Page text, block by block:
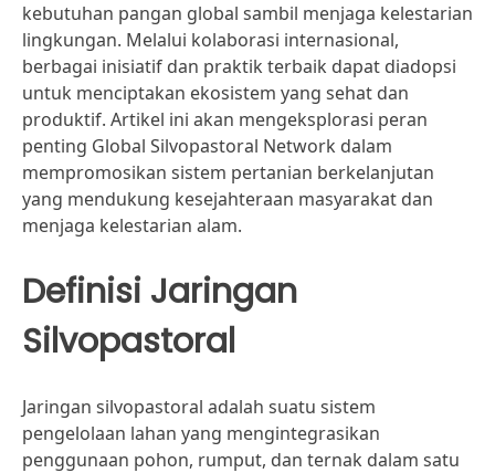
kebutuhan pangan global sambil menjaga kelestarian
lingkungan. Melalui kolaborasi internasional,
berbagai inisiatif dan praktik terbaik dapat diadopsi
untuk menciptakan ekosistem yang sehat dan
produktif. Artikel ini akan mengeksplorasi peran
penting Global Silvopastoral Network dalam
mempromosikan sistem pertanian berkelanjutan
yang mendukung kesejahteraan masyarakat dan
menjaga kelestarian alam.
Definisi Jaringan
Silvopastoral
Jaringan silvopastoral adalah suatu sistem
pengelolaan lahan yang mengintegrasikan
penggunaan pohon, rumput, dan ternak dalam satu